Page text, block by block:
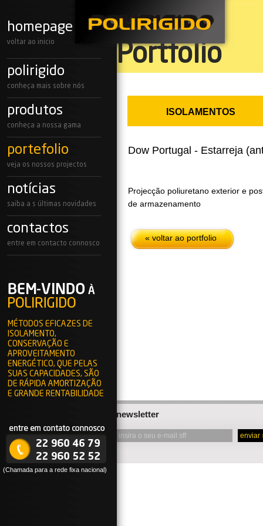
homepage
voltar ao inicio
polirigido
conheça mais sobre nós
produtos
conheça a nossa gama
portefolio
veja os nossos projectos
notícias
saiba a s últimas novidades
contactos
entre em contacto connosco
MÉTODOS EFICAZES DE
ISOLAMENTO,
CONSERVAÇÃO E
APROVEITAMENTO
ENERGÉTICO, QUE PELAS
SUAS CAPACIDADES, SÃO
DE RÁPIDA AMORTIZAÇÃO
E GRANDE RENTABILIDADE
(Chamada para a rede fixa nacional)
Portfolio
ISOLAMENTOS
Dow Portugal - Estarreja
Projecção poliuretano exterior e
de armazenamento
« voltar ao portfolio
newsletter